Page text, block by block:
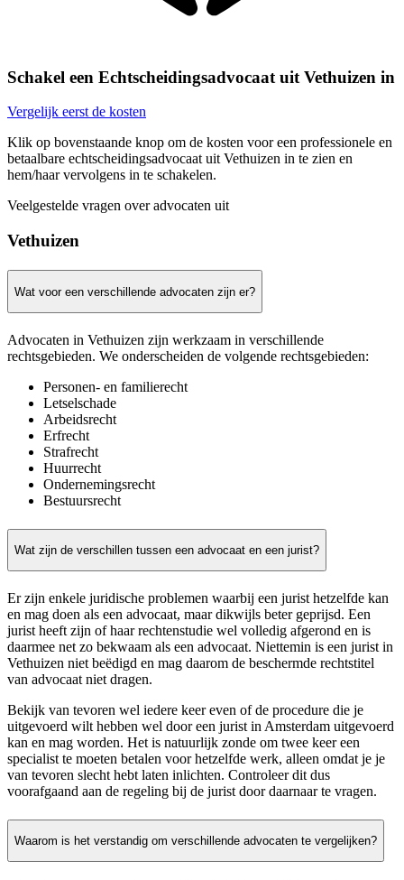
Schakel een Echtscheidingsadvocaat uit Vethuizen in
Vergelijk eerst de kosten
Klik op bovenstaande knop om de kosten voor een professionele en
betaalbare echtscheidingsadvocaat uit Vethuizen in te zien en
hem/haar vervolgens in te schakelen.
Veelgestelde vragen over advocaten uit
Vethuizen
Wat voor een verschillende advocaten zijn er?
Advocaten in Vethuizen zijn werkzaam in verschillende
rechtsgebieden. We onderscheiden de volgende rechtsgebieden:
Personen- en familierecht
Letselschade
Arbeidsrecht
Erfrecht
Strafrecht
Huurrecht
Ondernemingsrecht
Bestuursrecht
Wat zijn de verschillen tussen een advocaat en een jurist?
Er zijn enkele juridische problemen waarbij een jurist hetzelfde kan
en mag doen als een advocaat, maar dikwijls beter geprijsd. Een
jurist heeft zijn of haar rechtenstudie wel volledig afgerond en is
daarmee net zo bekwaam als een advocaat. Niettemin is een jurist in
Vethuizen niet beëdigd en mag daarom de beschermde rechtstitel
van advocaat niet dragen.
Bekijk van tevoren wel iedere keer even of de procedure die je
uitgevoerd wilt hebben wel door een jurist in Amsterdam uitgevoerd
kan en mag worden. Het is natuurlijk zonde om twee keer een
specialist te moeten betalen voor hetzelfde werk, alleen omdat je je
van tevoren slecht hebt laten inlichten. Controleer dit dus
voorafgaand aan de regeling bij de jurist door daarnaar te vragen.
Waarom is het verstandig om verschillende advocaten te vergelijken?